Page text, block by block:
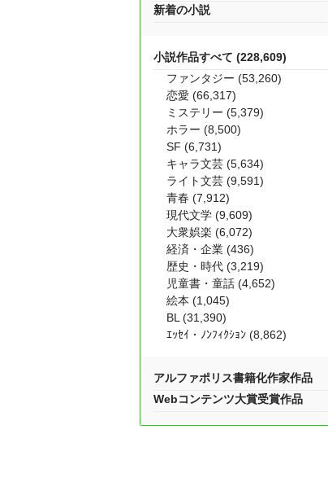
新着の小説
小説作品すべて (228,609)
ファンタジー (53,260)
恋愛 (66,317)
ミステリー (5,379)
ホラー (8,500)
SF (6,731)
キャラ文芸 (5,634)
ライト文芸 (9,591)
青春 (7,912)
現代文学 (9,609)
大衆娯楽 (6,072)
経済・企業 (436)
歴史・時代 (3,219)
児童書・童話 (4,652)
絵本 (1,045)
BL (31,390)
ｴｯｾｲ・ﾉﾝﾌｨｸｼｮﾝ (8,862)
アルファポリス書籍化作家作品
Webコンテンツ大賞受賞作品